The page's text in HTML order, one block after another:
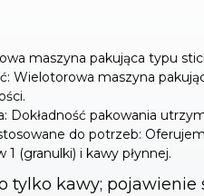
maszyna pakująca typu
Wielotorowa maszyna
Dokładność pakowania
do potrzeb:
1 (granulki) i kawy płynnej.
tylko kawy;